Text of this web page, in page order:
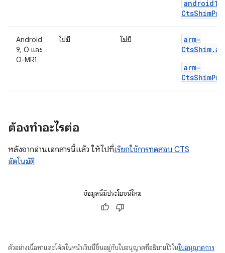
Android
9, O และ
O-MR1
ไม่มี ไม่มี
arm-
arm-
ต้องทำอะไรต่อ
หลังจากอ่านเอกสารนี้แล้ว ให้ไปที่เรียกใช้การทดสอบ CTS
อัตโนมัติ
ข้อมูลนี้มีประโยชน์ไหม
ตัวอย่างเนื้อหาและโค้ดในหน้าเว็บนี้ขึ้นอยู่กับใบอนุญาตที่อธิบายไว้ในใบอนุญาตการ